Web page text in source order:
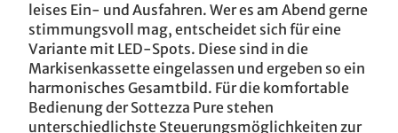
leises Ein- und Ausfahren. Wer es am Abend gerne
stimmungsvoll mag, entscheidet sich für eine
Variante mit LED-Spots. Diese sind in die
Markisenkassette eingelassen und ergeben so ein
harmonisches Gesamtbild. Für die komfortable
Bedienung der Sottezza Pure stehen
unterschiedlichste Steuerungsmöglichkeiten zur